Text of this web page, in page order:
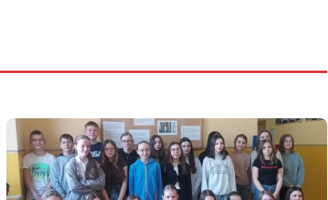
Kącik
Doradztwa
Zawodowego
KPU